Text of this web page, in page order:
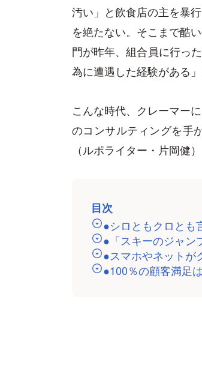
汚い」と飲食店の主を暴
を絶たない。そこまで酷
門が昨年、組合員に行っ
為に遭遇した経験がある」
こんな時代、クレーマー
のコンサルティングを手
（ルポライター・片岡健）
目次
●シロともクロとも
●「スキーのジャン
●スマホやネットが
●100％の顧客満足